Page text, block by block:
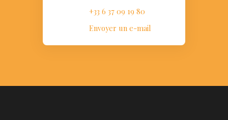
+33 6 37 09 19 80
Envoyer un e-mail